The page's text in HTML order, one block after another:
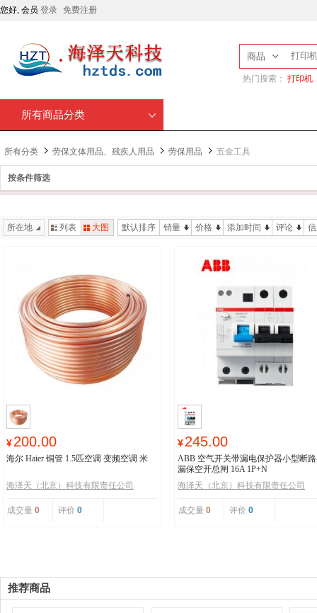
您好, 会员 登录 免费注册
商品
热门搜索： 打印机
所有商品分类
所有分类 劳保文体用品、残疾人用品 劳保用品 五金工具
按条件筛选
所在地 列表 大图 默认排序 销量 价格 添加时间 评论
¥200.00
海尔 Haier 铜管 1.5匹空调 变频空调 米
海泽天（北京）科技有限责任公司
成交量 0 评价 0
¥245.00
ABB 空气开关带漏电保护器小型断
漏保空开总闸 16A 1P+N
海泽天（北京）科技有限责任公司
成交量 0 评价 0
推荐商品